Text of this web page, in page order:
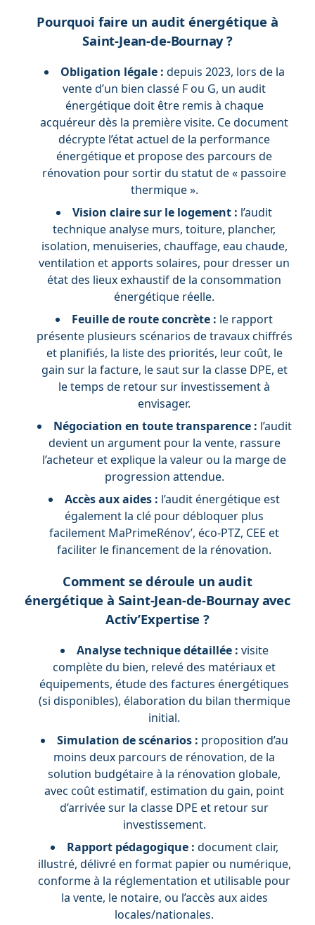
Pourquoi faire un audit énergétique à
Saint-Jean-de-Bournay ?
Obligation légale : depuis 2023, lors de la
vente d’un bien classé F ou G, un audit
énergétique doit être remis à chaque
acquéreur dès la première visite. Ce document
décrypte l’état actuel de la performance
énergétique et propose des parcours de
rénovation pour sortir du statut de « passoire
thermique ».
Vision claire sur le logement : l’audit
technique analyse murs, toiture, plancher,
isolation, menuiseries, chauffage, eau chaude,
ventilation et apports solaires, pour dresser un
état des lieux exhaustif de la consommation
énergétique réelle.
Feuille de route concrète : le rapport
présente plusieurs scénarios de travaux chiffrés
et planifiés, la liste des priorités, leur coût, le
gain sur la facture, le saut sur la classe DPE, et
le temps de retour sur investissement à
envisager.
Négociation en toute transparence : l’audit
devient un argument pour la vente, rassure
l’acheteur et explique la valeur ou la marge de
progression attendue.
Accès aux aides : l’audit énergétique est
également la clé pour débloquer plus
facilement MaPrimeRénov’, éco-PTZ, CEE et
faciliter le financement de la rénovation.
Comment se déroule un audit
énergétique à Saint-Jean-de-Bournay avec
Activ’Expertise ?
Analyse technique détaillée : visite
complète du bien, relevé des matériaux et
équipements, étude des factures énergétiques
(si disponibles), élaboration du bilan thermique
initial.
Simulation de scénarios : proposition d’au
moins deux parcours de rénovation, de la
solution budgétaire à la rénovation globale,
avec coût estimatif, estimation du gain, point
d’arrivée sur la classe DPE et retour sur
investissement.
Rapport pédagogique : document clair,
illustré, délivré en format papier ou numérique,
conforme à la réglementation et utilisable pour
la vente, le notaire, ou l’accès aux aides
locales/nationales.